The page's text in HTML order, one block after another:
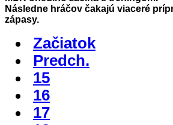
Následne hráčov čakajú viaceré
zápasy.
Začiatok
Predch.
15
16
17